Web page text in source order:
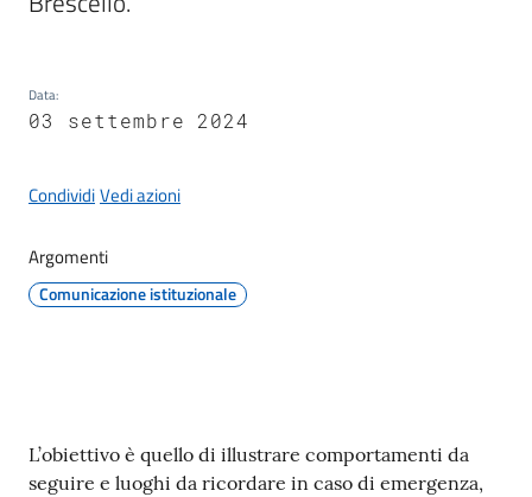
Data:
03 settembre 2024
CondividiVedi azioni
Argomenti
Comunicazione istituzionale
Contenuto
L’obiettivo è quello di illustrare comportamenti da
seguire e luoghi da ricordare in caso di emergenza,